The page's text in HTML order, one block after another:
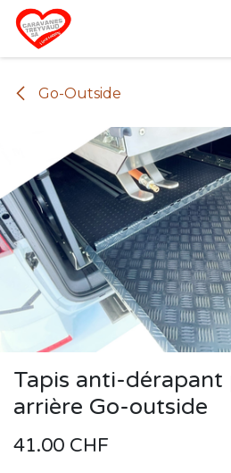
Se rendre au contenu
Go-Outside
Tapis anti-
arrière Go-outside
41.00 CHF